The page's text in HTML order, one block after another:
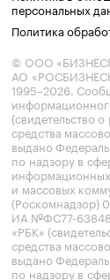
персональных
Политика
© ООО
АО
1995–2026.
(свидетельство
средства
выдано
по надзору в
и массовых
(Роскомнадзор)
ИА №ФС77-
«РБК»
средства
выдано
по надзору в